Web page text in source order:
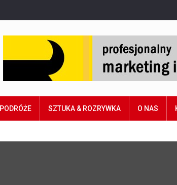
PODRÓŻE SZTUKA & ROZRYWKA O NAS